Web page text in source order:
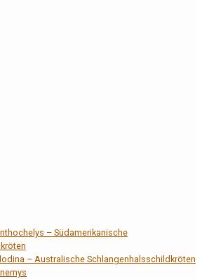
– Südamerikanische
– Australische Schlangenhalsschildkröten